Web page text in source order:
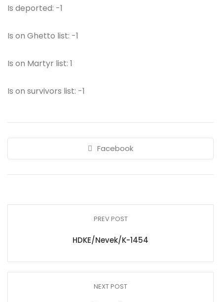
Is deported: -1
Is on Ghetto list: -1
Is on Martyr list: 1
Is on survivors list: -1
Facebook
PREV POST
HDKE/Nevek/K-1454
NEXT POST